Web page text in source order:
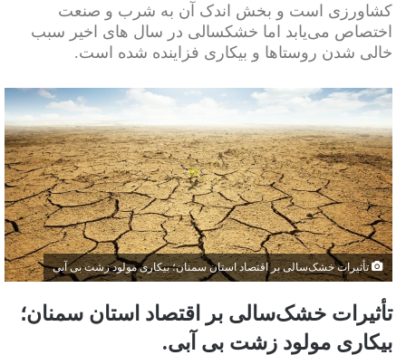
کشاورزی است و بخش اندک آن به شرب و صنعت
اختصاص می‌یابد اما خشکسالی در سال های اخیر سبب
خالی شدن روستاها و بیکاری فزاینده شده است.
تأثیرات خشک‌سالی بر اقتصاد استان سمنان؛ بیکاری مولود زشت بی آبی
تأثیرات خشک‌سالی بر اقتصاد استان سمنان؛
بیکاری مولود زشت بی آبی.